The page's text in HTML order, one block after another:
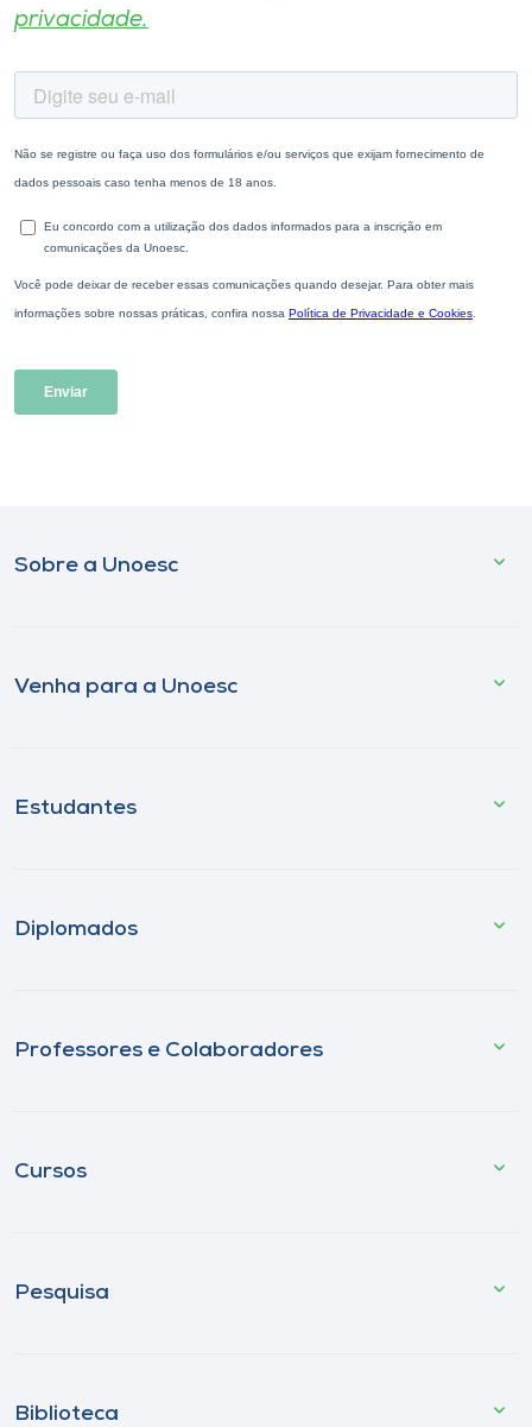
privacidade.
Sobre a Unoesc
Venha para a Unoesc
Estudantes
Diplomados
Professores e Colaboradores
Cursos
Pesquisa
Biblioteca